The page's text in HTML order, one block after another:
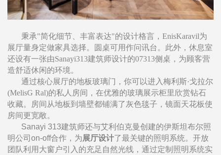
秉承"简化细节、丰富表达"的设计格言，EnisKaravil为
展厅量身定做家具选择。圆桌可用作问讯台。此外，休息室
还设有一张由Sanayi313建筑师设计的07313侧桌，为顾客营
造舒适休闲的环境。
通过核心展厅的地板玻璃门，你可以进入梅利斯·戈拉尔
(MelisG Ral)的私人房间，在优雅的玻璃展示柜里欣赏钻石
收藏。房间从地板到墙壁都铺满了灰色毯子，镜面天花板使
房间更宽敞。
Sanayi 313建筑师还与艾利伯克曼创建的伊斯坦布尔照
明公司on-off合作，为展厅设计了最关键的照明系统。开放
团队利用大窗户引入的充足自然光线，通过定制照明系统实